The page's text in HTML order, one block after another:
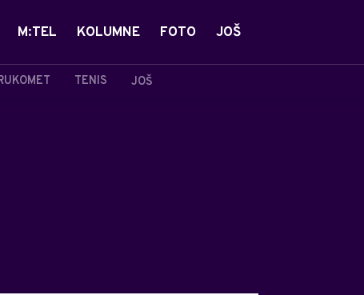
TENIS JOŠ
M:TEL KOLUMNE FOTO JOŠ